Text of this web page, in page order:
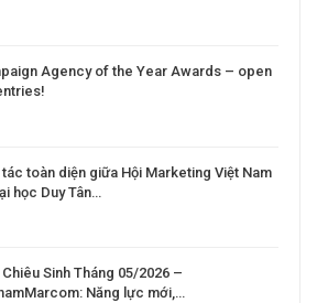
Agency of the Year Awards – open
toàn diện giữa Hội Marketing Việt Nam
học Duy Tân…
Sinh Tháng 05/2026 –
Năng lực mới,…